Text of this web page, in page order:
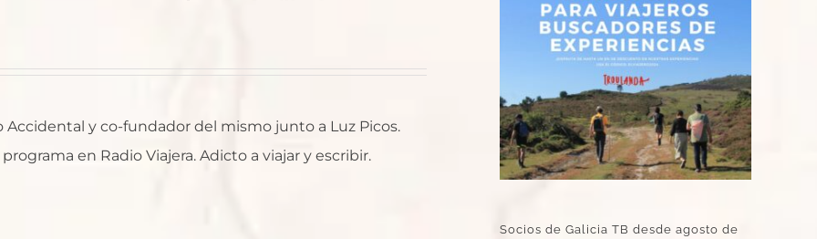
Accidental y co-fundador del mismo junto a Luz Picos.
en Radio Viajera. Adicto a viajar y escribir.
Socios de Galicia TB desde agosto de